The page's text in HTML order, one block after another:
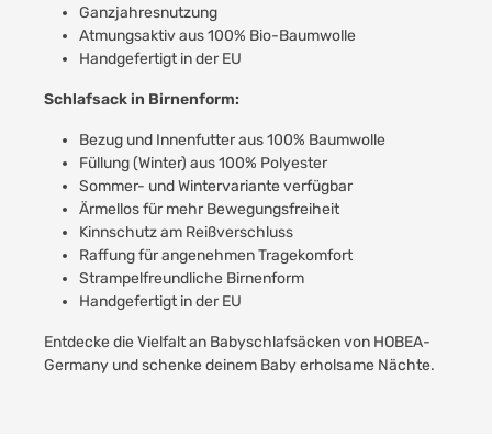
Ganzjahresnutzung
Atmungsaktiv aus 100% Bio-Baumwolle
Handgefertigt in der EU
Schlafsack in Birnenform:
Bezug und Innenfutter aus 100% Baumwolle
Füllung (Winter) aus 100% Polyester
Sommer- und Wintervariante verfügbar
Ärmellos für mehr Bewegungsfreiheit
Kinnschutz am Reißverschluss
Raffung für angenehmen Tragekomfort
Strampelfreundliche Birnenform
Handgefertigt in der EU
Entdecke die Vielfalt an Babyschlafsäcken von HOBEA-
Germany und schenke deinem Baby erholsame Nächte.